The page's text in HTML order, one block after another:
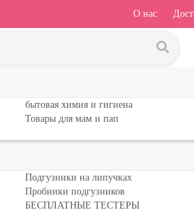
О нас
бытовая химия и гигиена
Товары для мам и пап
Подгузники на липучках
Пробники подгузников
БЕСПЛАТНЫЕ ТЕСТЕРЫ